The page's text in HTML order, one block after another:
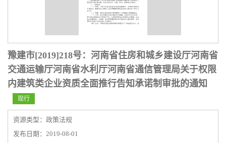
豫建市[2019]218号：河南省住房和城乡建设厅河南省
交通运输厅河南省水利厅河南省通信管理局关于权限
内建筑类企业资质全面推行告知承诺制审批的通知
现行
资源类型：政策法规
发布日期：2019-08-01